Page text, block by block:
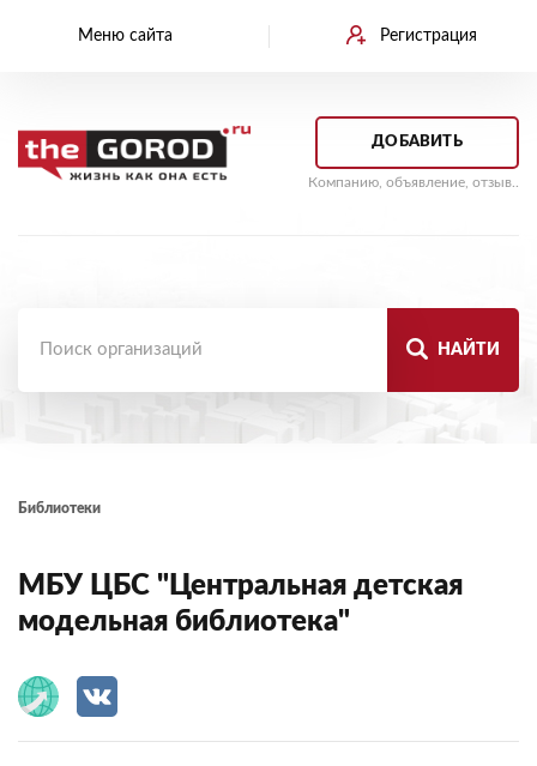
Меню сайта Регистрация
ДОБАВИТЬ
Компанию, объявление, отзыв..
НАЙТИ
Библиотеки
МБУ ЦБС "Центральная детская
модельная библиотека"